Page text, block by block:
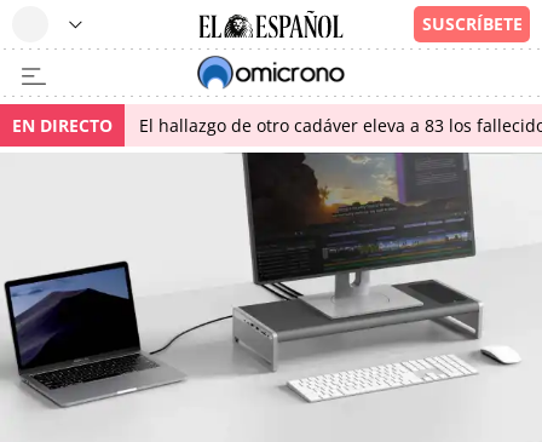
EN DIRECTO El hallazgo de otro cadáver eleva a 83 los